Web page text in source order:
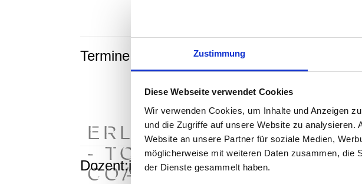
Zustimmung
Diese Webseite verwendet Cookies
Wir verwenden Cookies, um Inhalte und Anzeigen
und die Zugriffe auf unsere Website zu
Website an unsere Partner für soziale Medien,
möglicherweise mit weiteren Daten zusammen, die
der Dienste gesammelt haben.
- TOOLS FÜR
COACHING &
Termine
Dozent:in Turid Müller